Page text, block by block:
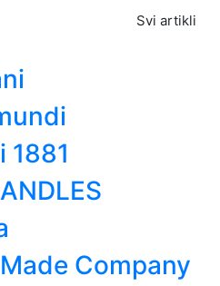
Svi artikli
1881
Company